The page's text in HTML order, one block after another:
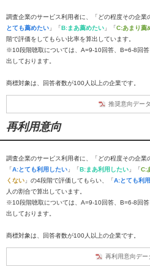
調査企業のサービス利用者に、「どの程度その企
とても薦めたい 」「B:まあ薦めたい 」「C:あまり薦
階で評価をしてもらい比率を算出しています。
※10段階聴取については、A=9-10回答、B=6-8回
出しております。
商標対象は、回答者数が100人以上の企業です。
推奨意向デー
再利用意向
調査企業のサービス利用者に、「どの程度その企
「A:とても利用したい 」「B:まあ利用したい 」「C:
くない 」の4段階で評価してもらい、「A:とても利
人の割合で算出しています。
※10段階聴取については、A=9-10回答、B=6-8回
出しております。
商標対象は、回答者数が100人以上の企業です。
再利用意向デー